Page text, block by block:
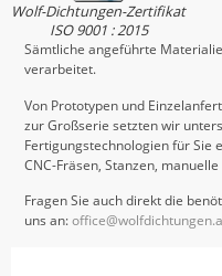
Wolf-Dichtungen-Zertifikat
ISO 9001 : 2015
Sämtliche angeführte
verarbeitet.
Von Prototypen und
zur Großserie setzten wir
Fertigungstechnologien für Sie
CNC-Fräsen, Stanzen,
Fragen Sie auch direkt die
uns an: